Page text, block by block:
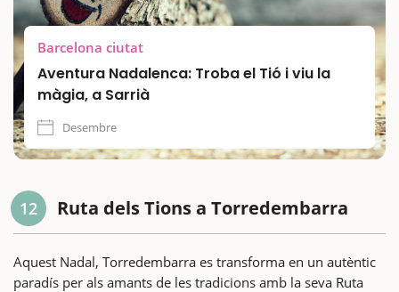
Barcelona ciutat
Aventura Nadalenca: Troba el Tió i viu la
màgia, a Sarrià
Desembre
12 Ruta dels Tions a Torredembarra
Aquest Nadal, Torredembarra es transforma en un autèntic
paradís per als amants de les tradicions amb la seva Ruta